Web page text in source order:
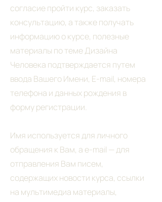
согласие пройти курс, заказать
консультацию, а также получать
информацию о курсе, полезные
материалы по теме Дизайна
Человека подтверждается путем
ввода Вашего Имени, E-mail, номера
телефона и данных рождения в
форму регистрации.
Имя используется для личного
обращения к Вам, а e-mail — для
отправления Вам писем,
содержащих новости курса, ссылки
на мультимедиа материалы,